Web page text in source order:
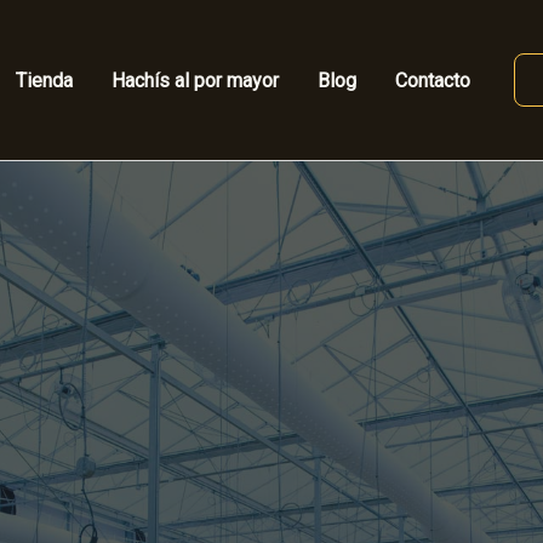
Tienda Hachís al por mayor Blog Contacto